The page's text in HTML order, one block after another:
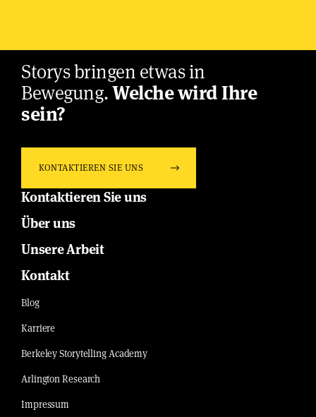
Storys bringen etwas in
Bewegung.Welche wird Ihre
sein?
KONTAKTIEREN SIE UNS
Kontaktieren Sie uns
Über uns
Unsere Arbeit
Kontakt
Blog
Karriere
Berkeley Storytelling Academy
Arlington Research
Impressum